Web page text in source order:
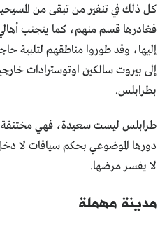
كل ذلك في تنفير من تبقى من
فغادرها قسم منهم، كما يتجنب أهالي
إليها، وقد طوروا مناطقهم لتلبية
إلى بيروت سالكين اوتوسترادات
بطرابلس.
طرابلس ليست سعيدة، فهي
دورها الموضوعي بحكم سياقات لا
لا يفسر مرضها.
مدينة مهملة